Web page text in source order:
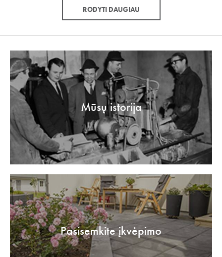
RODYTI DAUGIAU
Mūsų istorija
Pasisemkite įkvėpimo